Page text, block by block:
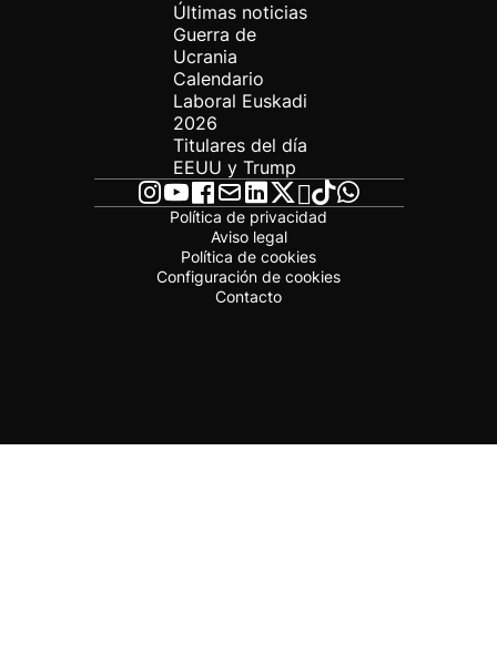
Últimas noticias
Guerra de
Ucrania
Calendario
Laboral Euskadi
2026
Titulares del día
EEUU y Trump
Política de privacidad
Aviso legal
Política de cookies
Configuración de cookies
Contacto